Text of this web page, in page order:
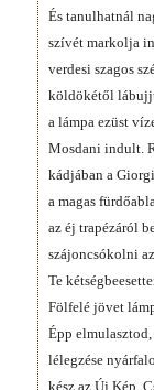
És tanulhatnál
szívét markolja
verdesi szagos
köldökétől
a lámpa ezüst
Mosdani indult.
kádjában a
a magas
az éj trapézáról
szájoncsókolni
Te
Fölfelé jövet
Épp
lélegzése
kész az Új Kép.